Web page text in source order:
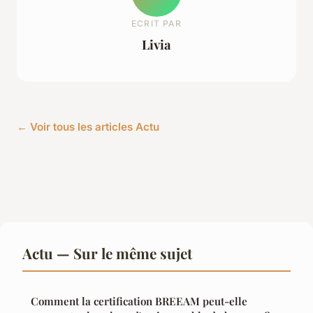
ECRIT PAR
Livia
← Voir tous les articles Actu
Actu — Sur le même sujet
Comment la certification BREEAM peut-elle